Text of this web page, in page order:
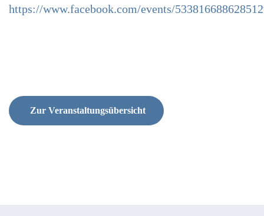
https://www.facebook.com/events/
Zur Veranstaltungsübersicht